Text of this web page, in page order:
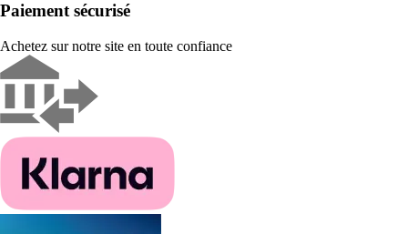
Paiement sécurisé
Achetez sur notre site en toute confiance